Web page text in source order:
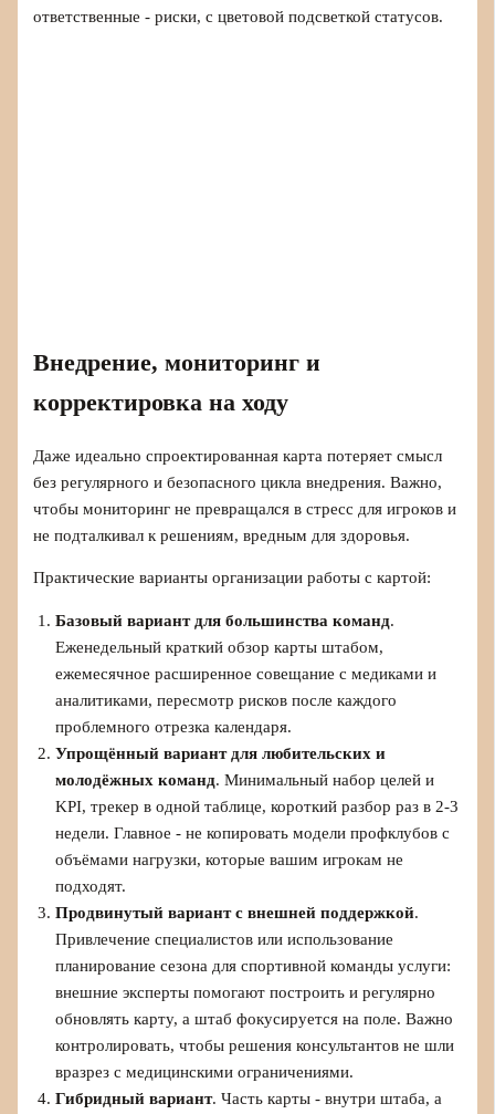
ответственные - риски, с цветовой подсветкой статусов.
Внедрение, мониторинг и
корректировка на ходу
Даже идеально спроектированная карта потеряет смысл
без регулярного и безопасного цикла внедрения. Важно,
чтобы мониторинг не превращался в стресс для игроков и
не подталкивал к решениям, вредным для здоровья.
Практические варианты организации работы с картой:
Базовый вариант для большинства команд.
Еженедельный краткий обзор карты штабом,
ежемесячное расширенное совещание с медиками и
аналитиками, пересмотр рисков после каждого
проблемного отрезка календаря.
Упрощённый вариант для любительских и
молодёжных команд. Минимальный набор целей и
KPI, трекер в одной таблице, короткий разбор раз в 2-3
недели. Главное - не копировать модели профклубов с
объёмами нагрузки, которые вашим игрокам не
подходят.
Продвинутый вариант с внешней поддержкой.
Привлечение специалистов или использование
планирование сезона для спортивной команды услуги:
внешние эксперты помогают построить и регулярно
обновлять карту, а штаб фокусируется на поле. Важно
контролировать, чтобы решения консультантов не шли
вразрез с медицинскими ограничениями.
Гибридный вариант. Часть карты - внутри штаба, а